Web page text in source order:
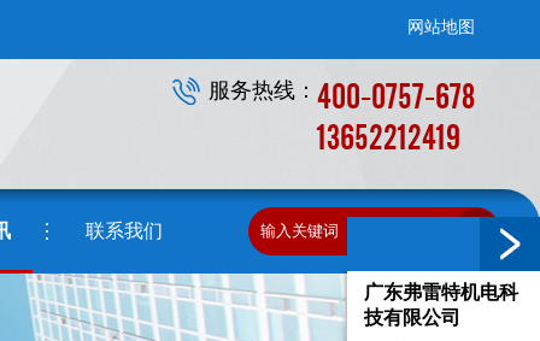
网站地图
服务热线： 400-0757-678
13652212419
联系我们
广东弗雷特机电科
技有限公司